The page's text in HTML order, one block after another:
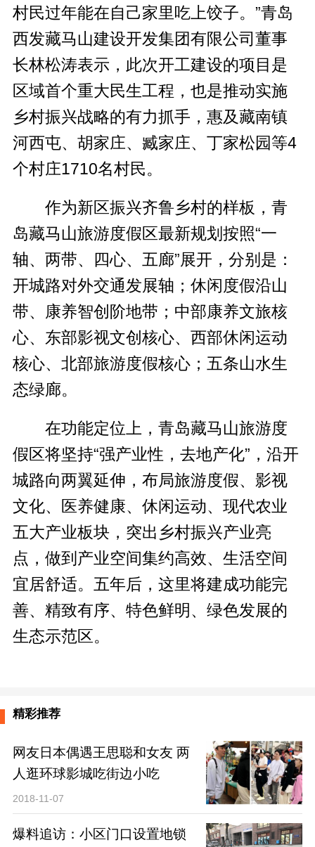
村民过年能在自己家里吃上饺子。”青岛
西发藏马山建设开发集团有限公司董事
长林松涛表示，此次开工建设的项目是
区域首个重大民生工程，也是推动实施
乡村振兴战略的有力抓手，惠及藏南镇
河西屯、胡家庄、臧家庄、丁家松园等4
个村庄1710名村民。
作为新区振兴齐鲁乡村的样板，青
岛藏马山旅游度假区最新规划按照“一
轴、两带、四心、五廊”展开，分别是：
开城路对外交通发展轴；休闲度假沿山
带、康养智创阶地带；中部康养文旅核
心、东部影视文创核心、西部休闲运动
核心、北部旅游度假核心；五条山水生
态绿廊。
在功能定位上，青岛藏马山旅游度
假区将坚持“强产业性，去地产化”，沿开
城路向两翼延伸，布局旅游度假、影视
文化、医养健康、休闲运动、现代农业
五大产业板块，突出乡村振兴产业亮
点，做到产业空间集约高效、生活空间
宜居舒适。五年后，这里将建成功能完
善、精致有序、特色鲜明、绿色发展的
生态示范区。
精彩推荐
网友日本偶遇王思聪和女友 两
人逛环球影城吃街边小吃
2018-11-07
爆料追访：小区门口设置地锁